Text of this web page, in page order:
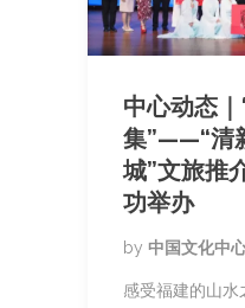
中心动态
集”——“清
城”文旅推
功举办
by 中国文化中
感受福建的山水